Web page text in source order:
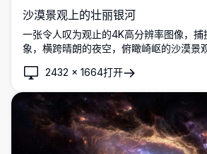
沙漠景观上的壮丽银河
一张令人叹为观止的4K高分辨率图像，
象，横跨晴朗的夜空，俯瞰崎岖的沙漠景
自然爱好者和寻求壮观天景的摄影师。
2432 × 1664打开